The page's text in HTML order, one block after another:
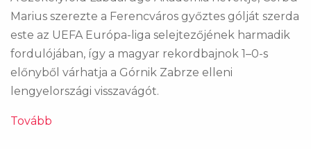
Marius szerezte a Ferencváros győztes gólját szerda
este az UEFA Európa-liga selejtezőjének harmadik
fordulójában, így a magyar rekordbajnok 1–0-s
előnyből várhatja a Górnik Zabrze elleni
lengyelországi visszavágót.
Tovább